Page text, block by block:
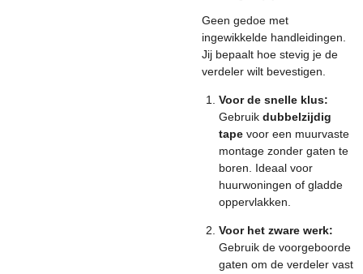
Geen gedoe met
ingewikkelde handleidingen.
Jij bepaalt hoe stevig je de
verdeler wilt bevestigen.
Voor de snelle klus:
Gebruik dubbelzijdig
tape voor een muurvaste
montage zonder gaten te
boren. Ideaal voor
huurwoningen of gladde
oppervlakken.
Voor het zware werk:
Gebruik de voorgeboorde
gaten om de verdeler vast